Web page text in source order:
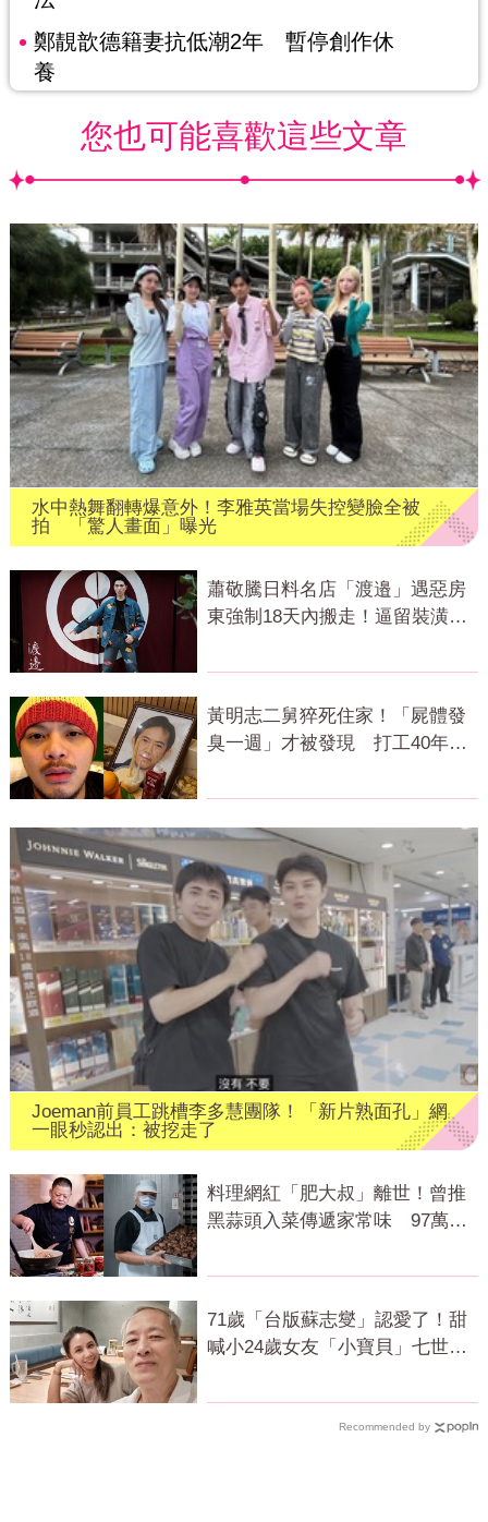
鄭靚歆德籍妻抗低潮2年 暫停創作休
養
您也可能喜歡這些文章
水中熱舞翻轉爆意外！李雅英當場失控變臉全被
拍 「驚人畫面」曝光
蕭敬騰日料名店「渡邉」遇惡房
東強制18天內搬走！逼留裝潢：
黃明志二舅猝死住家！「屍體發
臭一週」才被發現 打工40年悲
Joeman前員工跳槽李多慧團隊！「新片熟面孔」網
一眼秒認出：被挖走了
料理網紅「肥大叔」離世！曾推
黑蒜頭入菜傳遞家常味 97萬粉
71歲「台版蘇志燮」認愛了！甜
喊小24歲女友「小寶貝」七世情
Recommended by